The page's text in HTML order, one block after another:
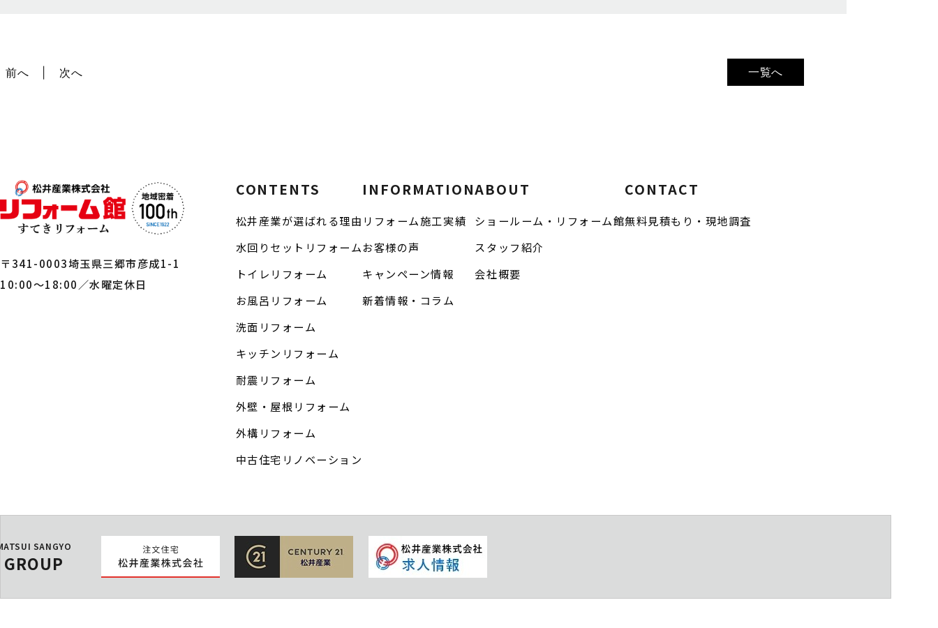
一覧へ
前へ 次へ
〒341-0003埼玉県三郷市彦成1-1
10:00～18:00／水曜定休日
CONTENTS
松井産業が選ばれる理由
水回りセットリフォーム
トイレリフォーム
お風呂リフォーム
洗面リフォーム
キッチンリフォーム
耐震リフォーム
外壁・屋根リフォーム
外構リフォーム
中古住宅リノベーション
INFORMATION
リフォーム施工実績
お客様の声
キャンペーン情報
新着情報・コラム
ABOUT
ショールーム・リフォーム館
スタッフ紹介
会社概要
CONTACT
無料見積もり・現地調査
SANGYO
GROUP